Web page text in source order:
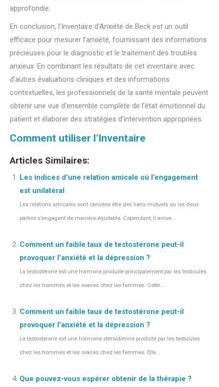
approfondie.
En conclusion, l’Inventaire d’Anxiété de Beck est un outil
efficace pour mesurer l’anxiété, fournissant des informations
précieuses pour le diagnostic et le traitement des troubles
anxieux. En combinant les résultats de cet inventaire avec
d’autres évaluations cliniques et des informations
contextuelles, les professionnels de la santé mentale peuvent
obtenir une vue d’ensemble complète de l’état émotionnel du
patient et élaborer des stratégies d’intervention appropriées.
Comment utiliser l’Inventaire
Articles Similaires:
Les indices d’une relation amicale où l’engagement
est unilatéral
Les relations amicales sont censées être des liens mutuels où les deux
parties s’engagent de manière équitable. Cependant, il arrive...
Comment un faible taux de testostérone peut-il
provoquer l’anxiété et la dépression ?
La testostérone est une hormone produite principalement par les testicules
chez les hommes et les ovaires chez les femmes. Cette...
Comment un faible taux de testostérone peut-il
provoquer l’anxiété et la dépression ?
La testostérone est une hormone stéroïdienne produite par les testicules
chez les hommes et les ovaires chez les femmes. Elle...
Que pouvez-vous espérer obtenir de la thérapie ?